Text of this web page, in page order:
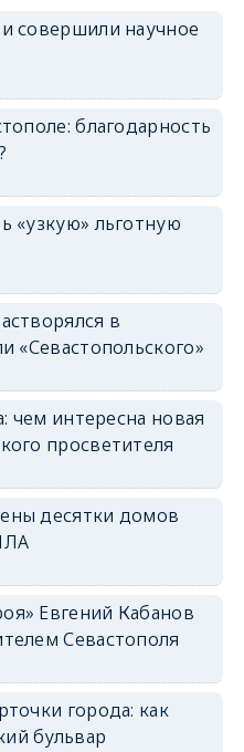
совершили научное
благодарность
«узкую» льготную
в
«Севастопольского»
чем интересна новая
просветителя
десятки домов
Евгений Кабанов
Севастополя
города: как
бульвар